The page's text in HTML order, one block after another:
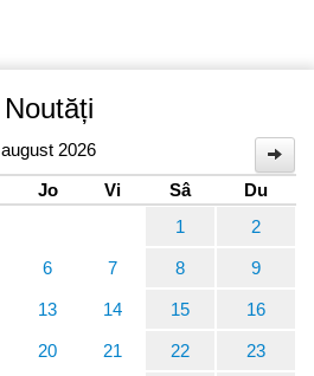
Noutăți
august 2026
Jo Vi Sâ
Du
1
2
6 7 8 9
13 14 15 16
20 21 22 23